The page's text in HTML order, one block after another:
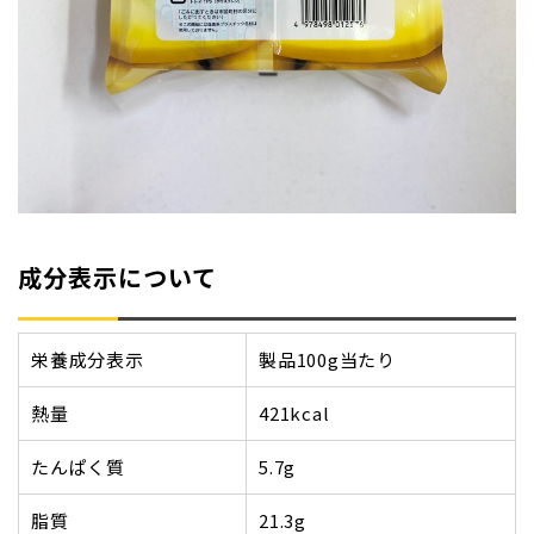
成分表示について
栄養成分表示 製品100g当たり
熱量 421kcal
たんぱく質 5.7g
脂質 21.3g